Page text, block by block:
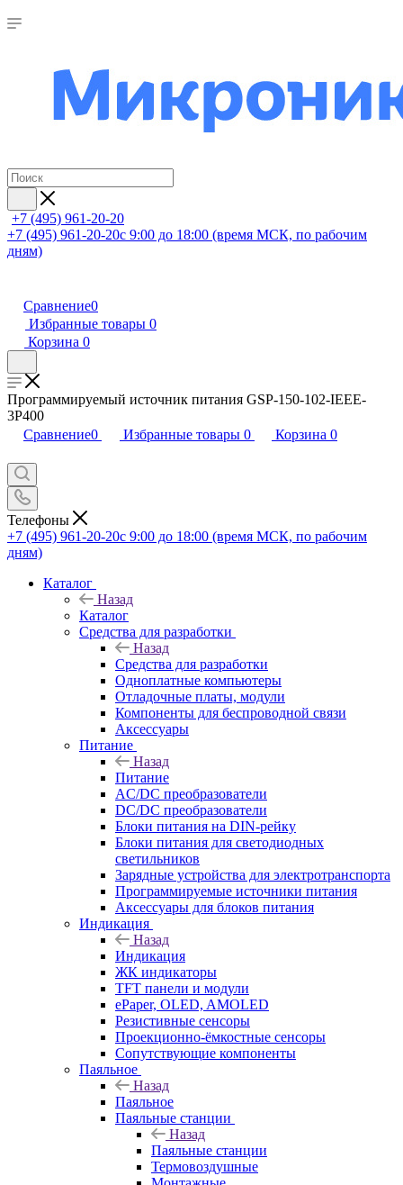
+7 (495) 961-20-20
+7 (495) 961-20-20с 9:00 до 18:00 (время МСК, по рабочим
дням)
Сравнение0
Избранные товары 0
Корзина 0
Программируемый источник питания GSP-150-102-IEEE-
3P400
Сравнение0 Избранные товары 0 Корзина 0
Телефоны
+7 (495) 961-20-20с 9:00 до 18:00 (время МСК, по рабочим
дням)
Каталог
Назад
Каталог
Средства для разработки
Назад
Средства для разработки
Одноплатные компьютеры
Отладочные платы, модули
Компоненты для беспроводной связи
Аксессуары
Питание
Назад
Питание
AC/DC преобразователи
DC/DC преобразователи
Блоки питания на DIN-рейку
Блоки питания для светодиодных
светильников
Зарядные устройства для электротранспорта
Программируемые источники питания
Аксессуары для блоков питания
Индикация
Назад
Индикация
ЖК индикаторы
TFT панели и модули
ePaper, OLED, AMOLED
Резистивные сенсоры
Проекционно-ёмкостные сенсоры
Сопутствующие компоненты
Паяльное
Назад
Паяльное
Паяльные станции
Назад
Паяльные станции
Термовоздушные